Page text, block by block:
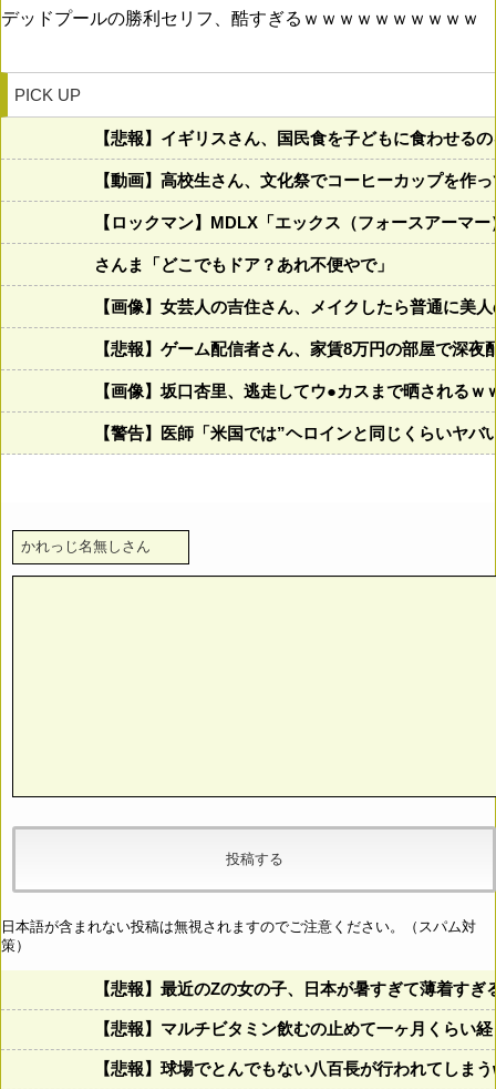
デッドプールの勝利セリフ、酷すぎるｗｗｗｗｗｗｗｗｗｗ
PICK UP
【悲報】イギリスさん、国民食を子どもに食わせる
【動画】高校生さん、文化祭でコーヒーカップを
【ロックマン】MDLX「エックス（フォースアーマ
さんま「どこでもドア？あれ不便やで」
【画像】女芸人の吉住さん、メイクしたら普通に
【悲報】ゲーム配信者さん、家賃8万円の部屋で深
【画像】坂口杏里、逃走してウ●カスまで晒されるｗ
【警告】医師「米国では”ヘロインと同じくらいヤ
日本語が含まれない投稿は無視されますのでご注意ください。（スパム対
策）
【悲報】最近のZの女の子、日本が暑すぎて薄着すぎ
【悲報】マルチビタミン飲むの止めて一ヶ月くらい
【悲報】球場でとんでもない八百長が行われてし